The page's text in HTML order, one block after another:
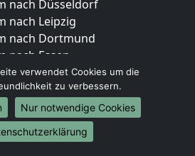
nach Düsseldorf
nach Leipzig
nach Dortmund
nach Essen
nach Bremen
nach Dresden
nach Hannover
nach Nürnberg
nach Duisburg
verwendet Cookies um die
zu verbessern.
Nur notwendige Cookies